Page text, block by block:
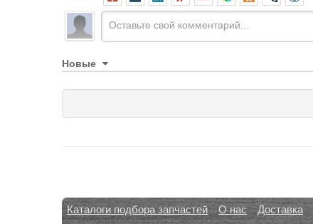
Новые
Каталоги подбора запчастей О нас Доставка